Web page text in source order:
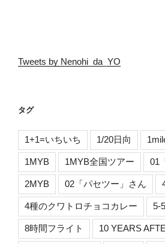
Tweets by Nenohi_da_YO
タグ
1+1=いちいち 1/20日向
1MYB 1MYB全国ツアー 01
2MYB 02「パセツー」さん
4種のクワトロチョコカレー 5-5
8時間フライト 10 YEARS